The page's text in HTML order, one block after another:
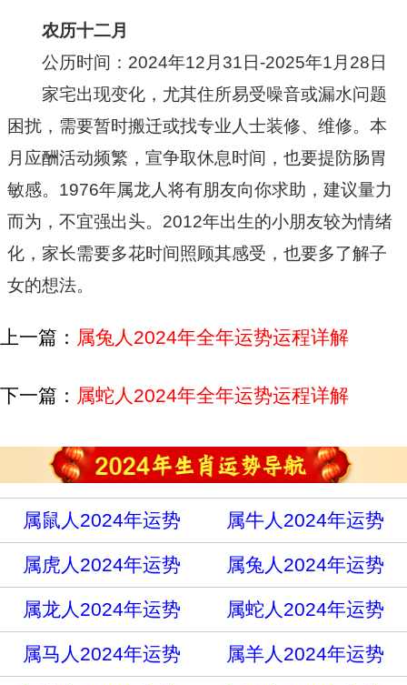
农历十二月
公历时间：2024年12月31日-2025年1月28日
家宅出现变化，尤其住所易受噪音或漏水问题
困扰，需要暂时搬迁或找专业人士装修、维修。本
月应酬活动频繁，宣争取休息时间，也要提防肠胃
敏感。1976年属龙人将有朋友向你求助，建议量力
而为，不宜强出头。2012年出生的小朋友较为情绪
化，家长需要多花时间照顾其感受，也要多了解子
女的想法。
上一篇： 属兔人2024年全年运势运程详解
下一篇： 属蛇人2024年全年运势运程详解
属鼠人2024年运势 属牛人2024年运势
属虎人2024年运势 属兔人2024年运势
属龙人2024年运势 属蛇人2024年运势
属马人2024年运势 属羊人2024年运势